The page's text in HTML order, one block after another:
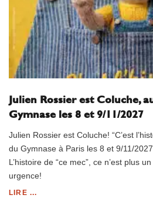
Julien Rossier est Coluche,
Gymnase les 8 et 9/11/2027
Julien Rossier est Coluche! “C’est
du Gymnase à Paris les 8 et 9/11/
L’histoire de “ce mec”, ce n’est plus
urgence!
LIRE ...